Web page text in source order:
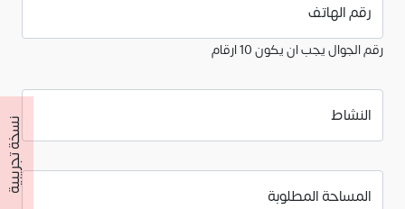
نسخة تجريبية
رقم الهاتف
رقم الجوال يجب ان يكون 10 ارقام
النشاط
المساحة المطلوبة